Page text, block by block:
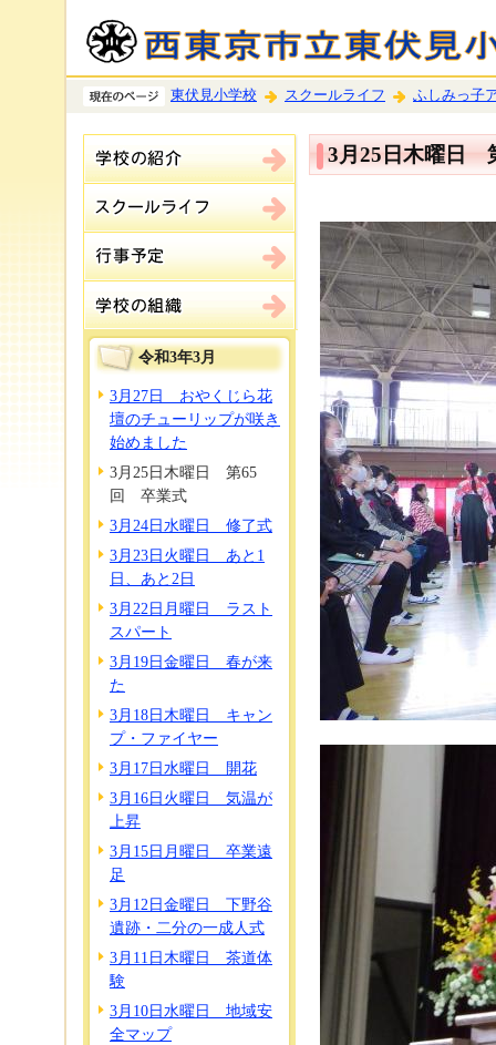
東伏見小学校 スクールライフ ふしみっ子
令和3年3月
3月27日 おやくじら花
壇のチューリップが咲き
始めました
3月25日木曜日 第65
回 卒業式
3月24日水曜日 修了式
3月23日火曜日 あと1
日、あと2日
3月22日月曜日 ラスト
スパート
3月19日金曜日 春が来
た
3月18日木曜日 キャン
プ・ファイヤー
3月17日水曜日 開花
3月16日火曜日 気温が
上昇
3月15日月曜日 卒業遠
足
3月12日金曜日 下野谷
遺跡・二分の一成人式
3月11日木曜日 茶道体
験
3月10日水曜日 地域安
全マップ
3月25日木曜日